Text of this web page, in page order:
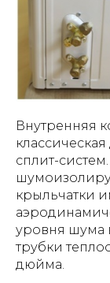
Внутренняя
сплит-
крыльчатки
уровня шума
трубки
дюйма.